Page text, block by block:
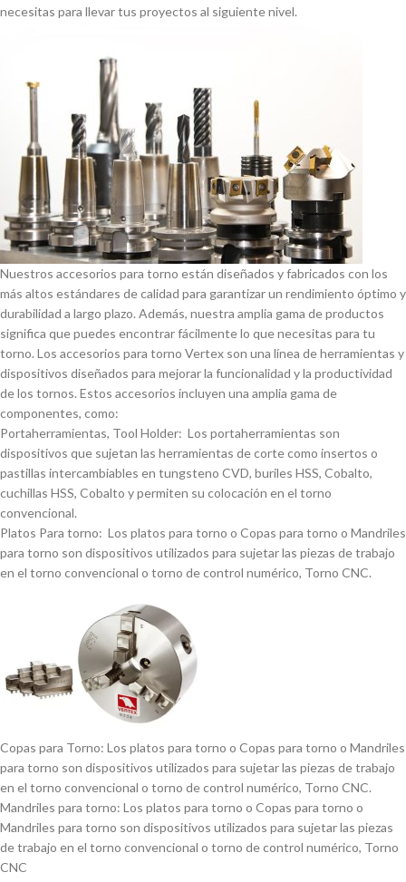
necesitas para llevar tus proyectos al siguiente nivel.
Nuestros accesorios para torno están diseñados y fabricados con los
más altos estándares de calidad para garantizar un rendimiento óptimo y
durabilidad a largo plazo. Además, nuestra amplia gama de productos
significa que puedes encontrar fácilmente lo que necesitas para tu
torno. Los accesorios para torno Vertex son una lí­nea de herramientas y
dispositivos diseñados para mejorar la funcionalidad y la productividad
de los tornos. Estos accesorios incluyen una amplia gama de
componentes, como:
Portaherramientas, Tool Holder: Los portaherramientas son
dispositivos que sujetan las herramientas de corte como insertos o
pastillas intercambiables en tungsteno CVD, buriles HSS, Cobalto,
cuchillas HSS, Cobalto y permiten su colocación en el torno
convencional.
Platos Para torno: Los platos para torno o Copas para torno o Mandriles
para torno son dispositivos utilizados para sujetar las piezas de trabajo
en el torno convencional o torno de control numérico, Torno CNC.
Copas para Torno: Los platos para torno o Copas para torno o Mandriles
para torno son dispositivos utilizados para sujetar las piezas de trabajo
en el torno convencional o torno de control numérico, Torno CNC.
Mandriles para torno: Los platos para torno o Copas para torno o
Mandriles para torno son dispositivos utilizados para sujetar las piezas
de trabajo en el torno convencional o torno de control numérico, Torno
CNC